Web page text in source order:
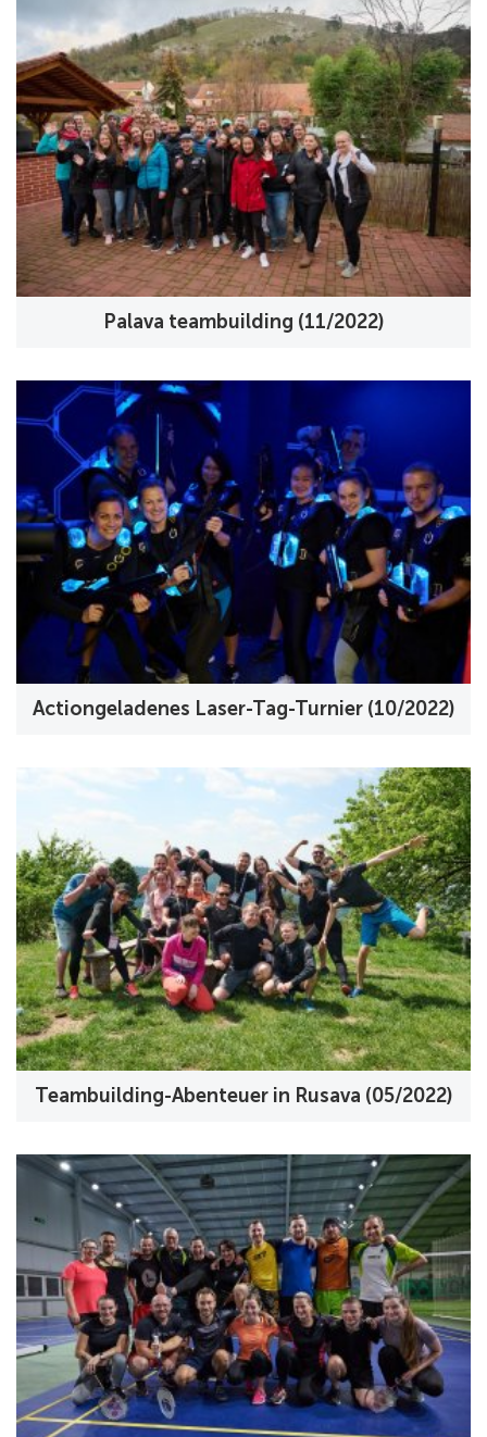
Palava teambuilding (11/2022)
Actiongeladenes Laser-Tag-Turnier (10/2022)
Teambuilding-Abenteuer in Rusava (05/2022)